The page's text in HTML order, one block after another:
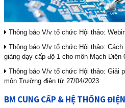
Thông báo V/v tổ chức Hội thảo:
Thông báo V/v tổ chức Hội thảo:
giảng dạy cấp độ 1 cho môn Mạch Điện
Thông báo V/v tổ chức Hội thảo: Giải
môn Trường điện từ 27/04/2023
BM CUNG CẤP & HỆ THỐNG ĐIỆN